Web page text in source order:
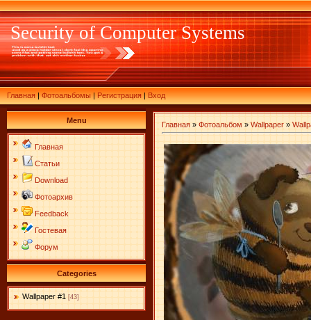
Security of Computer Systems
Главная|Фотоальбомы|Регистрация|Вход
Menu
Главная
Статьи
Download
Фотоархив
Feedback
Гостевая
Форум
Categories
Wallpaper #1 [43]
Главная » Фотоальбом » Wallpaper »